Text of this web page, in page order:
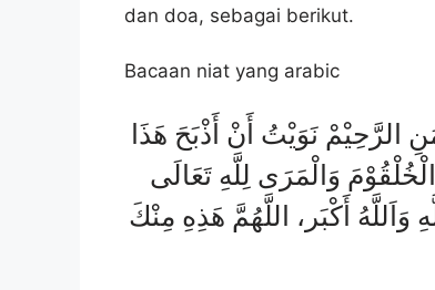
dan doa, sebagai berikut.
Bacaan niat yang arabic
الرَّحِيْمْ نَوَيْتُ أَنْ أَذْبَحَ هَذَا
وَالْمَرَى لِلَّهِ تَعَالَى
وَاَللَّهُ أَكْبَر، اللَّهُمَّ هَذِهِ مِنْكَ